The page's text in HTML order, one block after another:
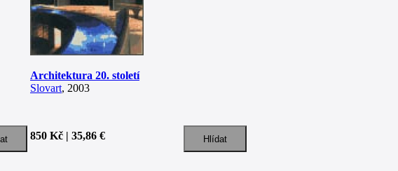
Architektura 20. století
Slovart, 2003
850 Kč | 35,86 €